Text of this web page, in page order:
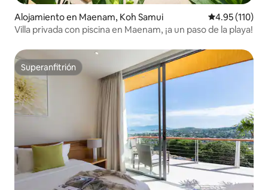
Alojamiento en Maenam, Koh Samui Calificación
4.95 (110)
Villa privada con piscina en Maenam, ¡a un paso de la playa!
Superanfitrión
Superanfitrión